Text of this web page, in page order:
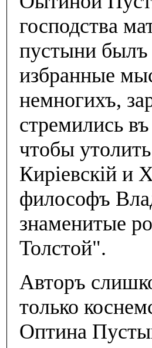
господства
пустыни былъ
избранные
немногихъ,
стремились
чтобы
Кирiевскiй и
философъ
знаменитые
Толстой".
Авторъ
только
Оптина